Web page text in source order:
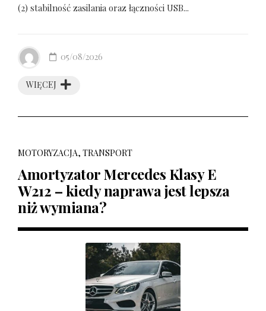
(2) stabilność zasilania oraz łączności USB...
WIĘCEJ
05/08/2026
MOTORYZACJA, TRANSPORT
Amortyzator Mercedes Klasy E
W212 – kiedy naprawa jest lepsza
niż wymiana?